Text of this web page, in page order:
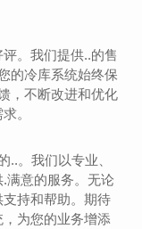
。我们提供..的售
的冷库系统始终保
，不断改进和优化
。
..。我们以专业、
满意的服务。无论
持和帮助。期待
为您的业务增添